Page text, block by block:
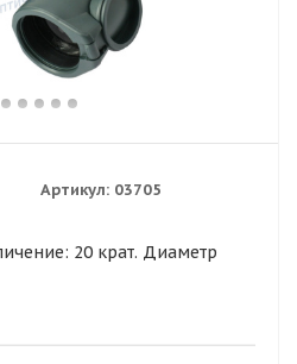
Артикул: 03705
20 крат. Диаметр